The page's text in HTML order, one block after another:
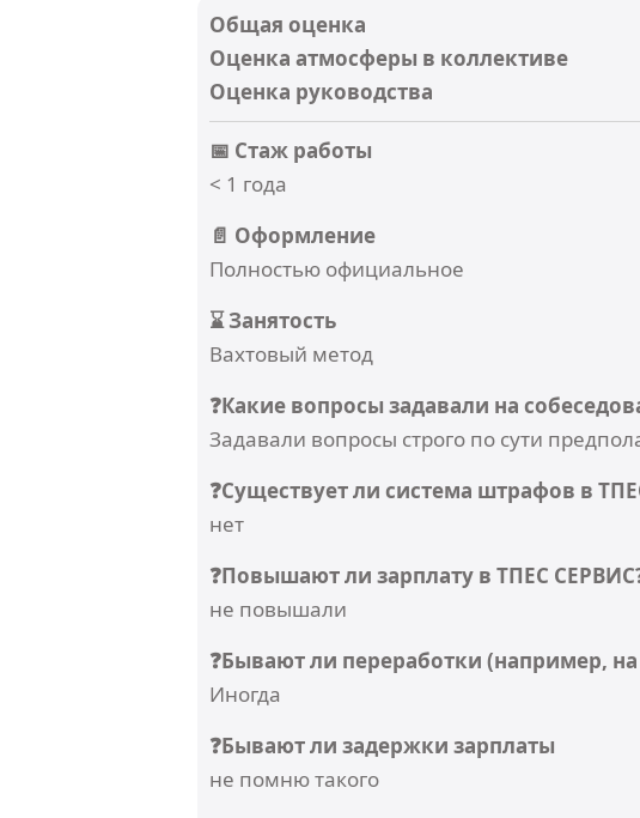
Общая оценка
Оценка атмосферы в коллективе
Оценка руководства
📅 Стаж работы
< 1 года
📄 Оформление
Полностью официальное
⌛ Занятость
Вахтовый метод
❓Какие вопросы задавали на
Задавали вопросы строго по сути
❓Существует ли система штрафов в
нет
❓Повышают ли зарплату в ТПЕС
не повышали
❓Бывают ли переработки (например,
Иногда
❓Бывают ли задержки зарплаты
не помню такого